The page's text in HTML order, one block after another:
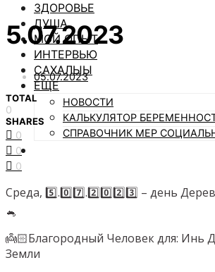
ЗДОРОВЬЕ
ДУША
МОЙ ОПЫТ
ИНТЕРВЬЮ
САХАЛЫЫ
ЕЩЕ
НОВОСТИ
КАЛЬКУЛЯТОР
СПРАВОЧНИК МЕР
5.07.2023
05.07.2023
TOTAL
0
SHARES
0
0
0
Среда, 5️⃣.0️⃣7️⃣.2️⃣0️⃣2️⃣3️⃣ – день
🐁
👼🏻Благородный Человек для: Инь
Земли